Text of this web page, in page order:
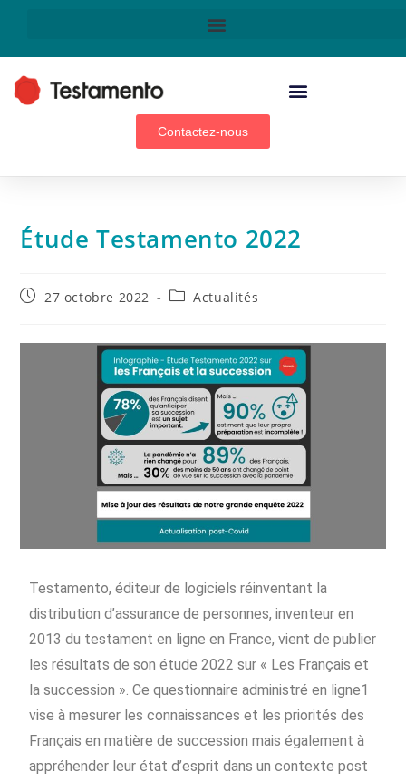
Contactez-nous
Étude Testamento 2022
27 octobre 2022 Actualités
Testamento, éditeur de logiciels réinventant la
distribution d’assurance de personnes, inventeur en
2013 du testament en ligne en France, vient de publier
les résultats de son étude 2022 sur « Les Français et
la succession ». Ce questionnaire administré en ligne1
vise à mesurer les connaissances et les priorités des
Français en matière de succession mais également à
appréhender leur état d’esprit dans un contexte post